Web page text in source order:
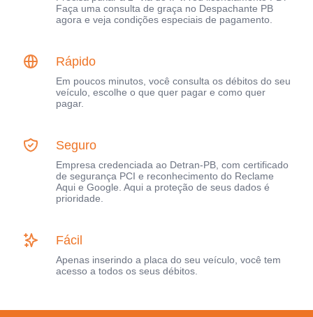
Faça uma consulta de graça no Despachante PB
agora e veja condições especiais de pagamento.
Rápido
Em poucos minutos, você consulta os débitos do seu
veículo, escolhe o que quer pagar e como quer
pagar.
Seguro
Empresa credenciada ao Detran-PB, com certificado
de segurança PCI e reconhecimento do Reclame
Aqui e Google. Aqui a proteção de seus dados é
prioridade.
Fácil
Apenas inserindo a placa do seu veículo, você tem
acesso a todos os seus débitos.